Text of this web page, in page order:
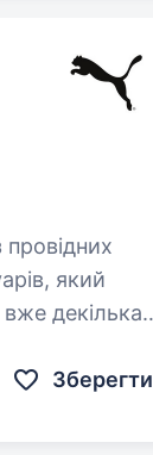
який
декілька
Зберегти